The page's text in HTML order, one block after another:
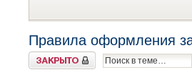
Правила оформления
Закрыто